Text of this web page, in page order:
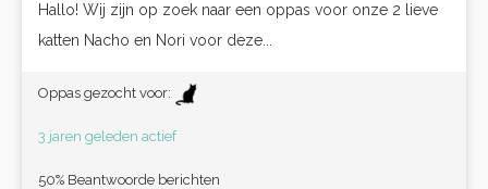
Hallo! Wij zijn op zoek naar een oppas voor onze 2 lieve
katten Nacho en Nori voor deze...
Oppas gezocht voor:
3 jaren geleden actief
50% Beantwoorde berichten